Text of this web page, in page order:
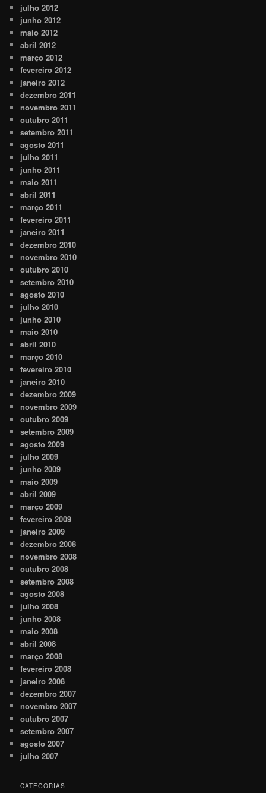
julho 2012
junho 2012
maio 2012
abril 2012
março 2012
fevereiro 2012
janeiro 2012
dezembro 2011
novembro 2011
outubro 2011
setembro 2011
agosto 2011
julho 2011
junho 2011
maio 2011
abril 2011
março 2011
fevereiro 2011
janeiro 2011
dezembro 2010
novembro 2010
outubro 2010
setembro 2010
agosto 2010
julho 2010
junho 2010
maio 2010
abril 2010
março 2010
fevereiro 2010
janeiro 2010
dezembro 2009
novembro 2009
outubro 2009
setembro 2009
agosto 2009
julho 2009
junho 2009
maio 2009
abril 2009
março 2009
fevereiro 2009
janeiro 2009
dezembro 2008
novembro 2008
outubro 2008
setembro 2008
agosto 2008
julho 2008
junho 2008
maio 2008
abril 2008
março 2008
fevereiro 2008
janeiro 2008
dezembro 2007
novembro 2007
outubro 2007
setembro 2007
agosto 2007
julho 2007
CATEGORIAS